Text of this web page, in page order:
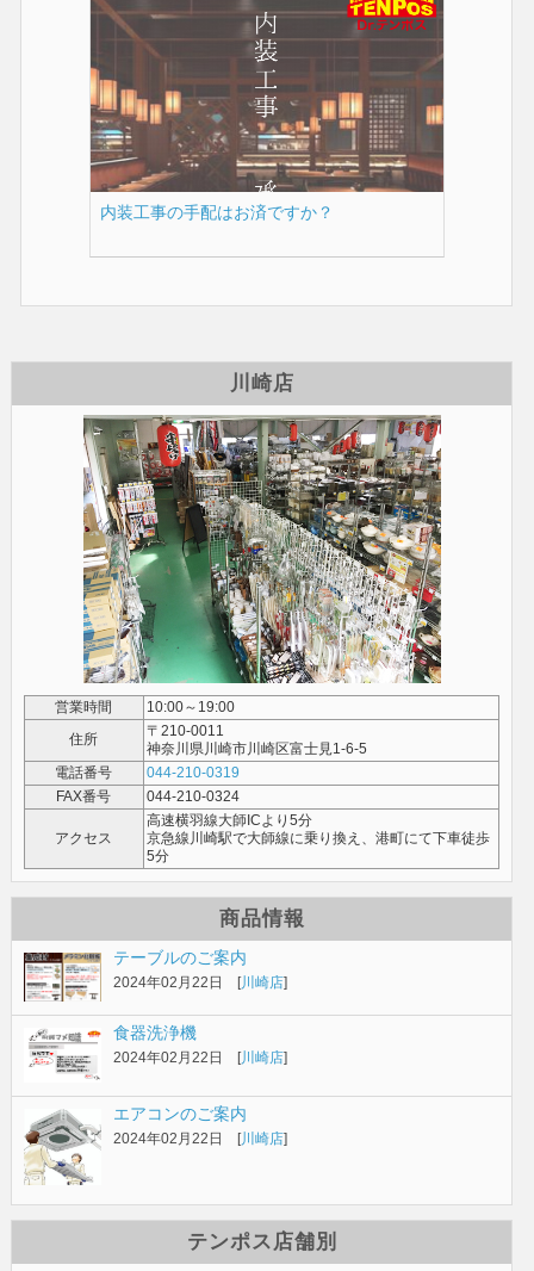
内装工事の手配はお済ですか？
川崎店
営業時間
10:00～19:00
住所
〒210-0011
神奈川県川崎市川崎区富士見1-6-5
電話番号
044-210-0319
FAX番号
044-210-0324
アクセス
高速横羽線大師ICより5分
京急線川崎駅で大師線に乗り換え、港町にて下車徒歩
5分
商品情報
テーブルのご案内
2024年02月22日 [川崎店]
食器洗浄機
2024年02月22日 [川崎店]
エアコンのご案内
2024年02月22日 [川崎店]
テンポス店舗別